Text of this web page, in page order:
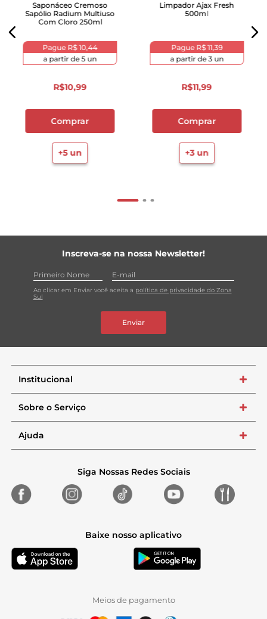
Saponáceo Cremoso
Sapólio Radium Multiuso
Com Cloro 250ml
Pague R$ 10,44
a partir de5un
R$10,99
Comprar
+5un
Limpador Ajax Fresh
500ml
Pague R$ 11,39
a partir de3un
R$11,99
Comprar
+3un
Inscreva-se na nossa Newsletter!
Ao clicar em Enviar você aceita a política de privacidade do Zona
Sul
Enviar
Institucional +
Sobre o Serviço +
Ajuda +
Siga Nossas Redes Sociais
Baixe nosso aplicativo
Meios de pagamento